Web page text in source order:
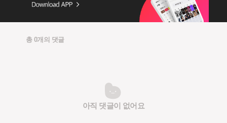
총 0개의 댓글
아직 댓글이 없어요